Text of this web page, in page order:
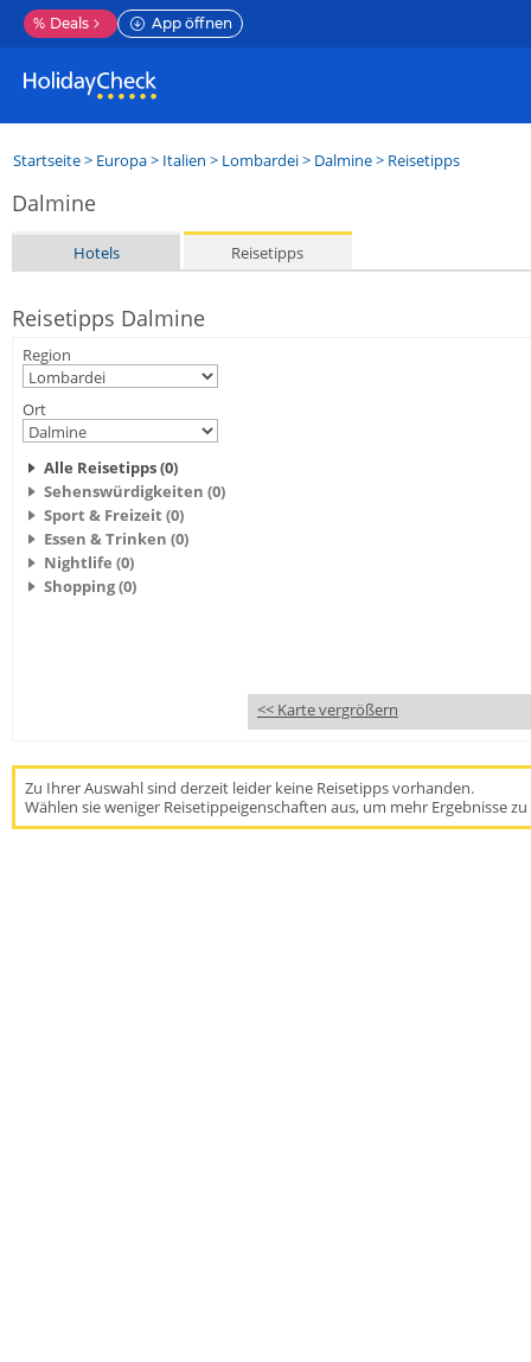
% Deals App öffnen
Startseite> Europa> Italien > Lombardei> Dalmine> Reisetipps
Dalmine
Hotels Reisetipps
Reisetipps Dalmine
Region
Ort
Alle Reisetipps (0)
Sehenswürdigkeiten (0)
Sport & Freizeit (0)
Essen & Trinken (0)
Nightlife (0)
Shopping (0)
<< Karte vergrößern
Zu Ihrer Auswahl sind derzeit leider keine Reisetipps vorhanden.
Wählen sie weniger Reisetippeigenschaften aus, um mehr Ergebnisse